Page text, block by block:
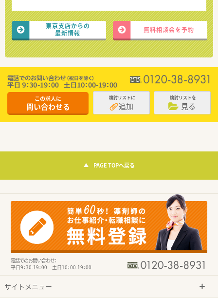
東京支店からの
最新情報
無料相談会を予約
この求人に
問い合わせる
検討リストに
追加
検討リストを
見る
PAGE TOPへ戻る
電話でのお問い合わせ：
平日9：30-19：00 土日10：00-19：00
サイトメニュー